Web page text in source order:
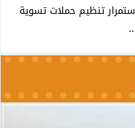
تنظيم حملات تسوية